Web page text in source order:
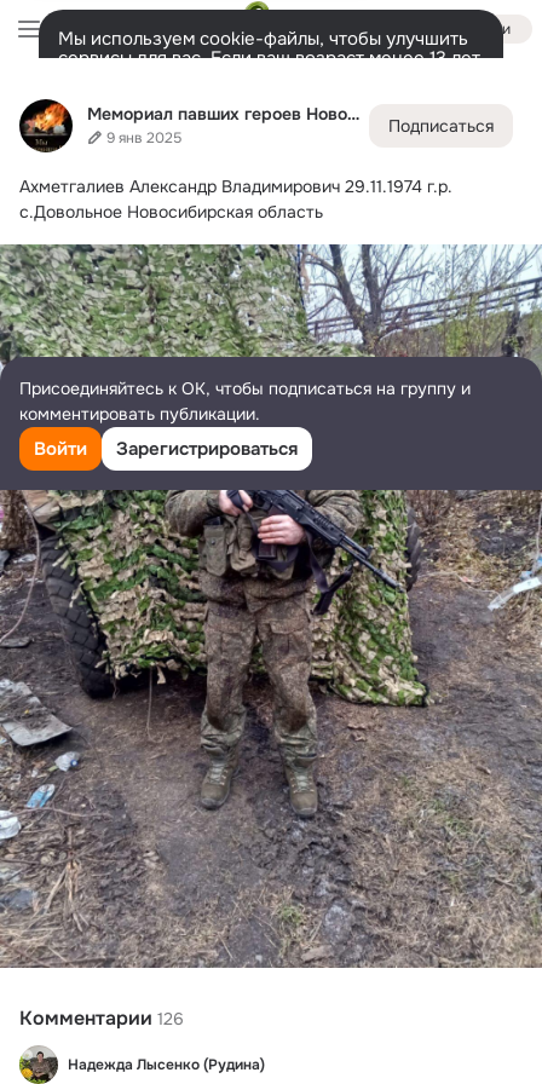
Мемориал павших героев Новосибирска и НСО
9 янв 2025
Подписаться
Ахметгалиев Александр Владимирович 29.11.1974 г.р.
с.Довольное Новосибирская область
Комментарии 126
Надежда Лысенко (Рудина)
Войти
Мы используем cookie-файлы, чтобы улучшить
сервисы для вас. Если ваш возраст менее 13 лет,
представитель.
Разрешить все Настроить
Лента Участники 33K 6.7K Ещё
Дополнительная
колонка
Всё4 518 Обсуждаемые
Присоединяйтесь к ОК, чтобы подписаться на группу и
комментировать публикации.
Войти Зарегистрироваться